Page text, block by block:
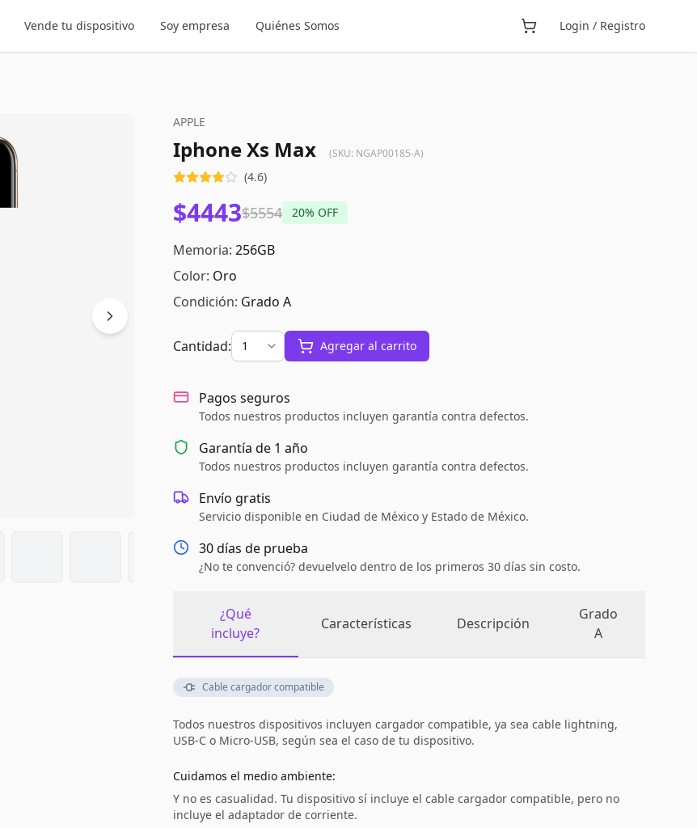
Vende tu dispositivo Soy empresa Quiénes Somos Login / Registro
APPLE
Iphone Xs Max (SKU: NGAP00185-A)
(4.6)
$4443$5554 20% OFF
Memoria: 256GB
Color: Oro
Condición: Grado A
Cantidad: Agregar al carrito
Pagos seguros
Todos nuestros productos incluyen garantía contra defectos.
Garantía de 1 año
Todos nuestros productos incluyen garantía contra defectos.
Envío gratis
Servicio disponible en Ciudad de México y Estado de México.
30 días de prueba
¿No te convenció? devuelvelo dentro de los primeros 30 días sin costo.
¿Qué
incluye?
Características Descripción
Grado
A
Cable cargador compatible
Todos nuestros dispositivos incluyen cargador compatible, ya sea cable lightning,
USB-C o Micro-USB, según sea el caso de tu dispositivo.
Cuidamos el medio ambiente:
Y no es casualidad. Tu dispositivo sí incluye el cable cargador compatible, pero no
incluye el adaptador de corriente.